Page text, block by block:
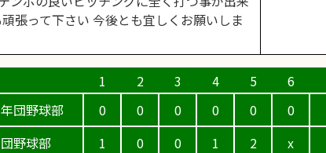
張って下さい 今後とも宜しくお願いしま
団野球部
野球部
0
1
0
0
0
0
0
1
0
2
0
x